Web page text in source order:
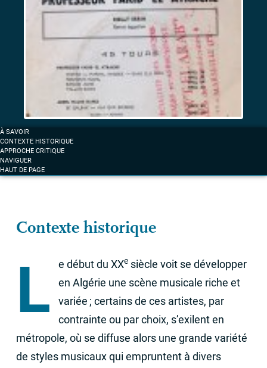
d’exil
surveillance
Label «La
voix
des
arabes
la
fait
À SAVOIR
CONTEXTE HISTORIQUE
APPROCHE CRITIQUE
NAVIGUER
HAUT DE PAGE
Contexte historique
L e début duXXe siècle voit se développer
en Algérie une scène musicale riche et
variée ; certains de ces artistes, par
contrainte ou par choix, s’exilent en
métropole, où se diffuse alors une grande variété
de styles musicaux qui empruntent à divers